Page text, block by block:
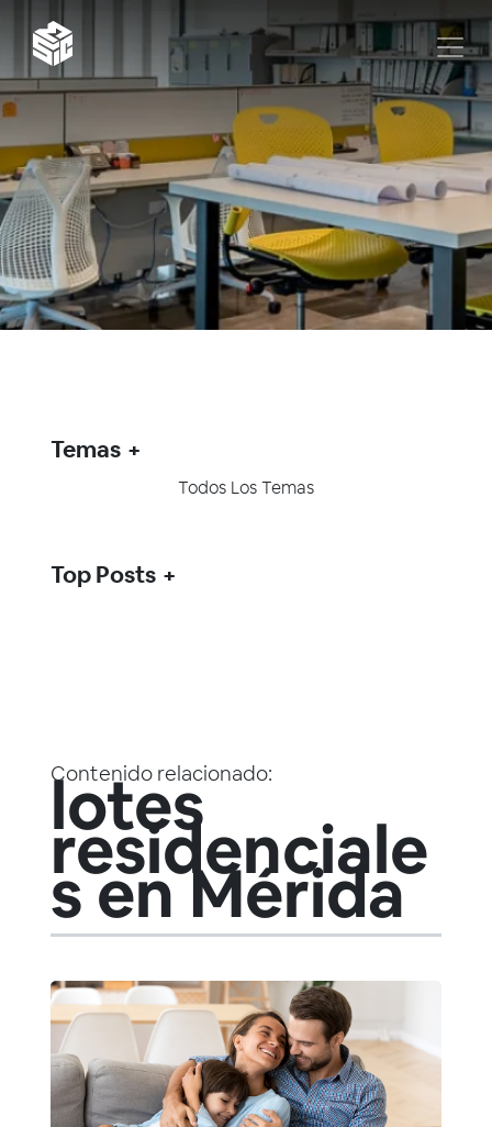
Contenido relacionado:
lotes
residenciale
s en Mérida
Temas
Todos Los Temas
Top Posts